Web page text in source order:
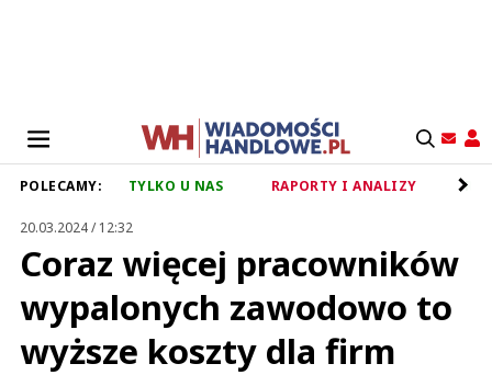
POLECAMY: TYLKO U NAS RAPORTY I ANALIZY
20.03.2024 / 12:32
Coraz więcej pracowników
wypalonych zawodowo to
wyższe koszty dla firm